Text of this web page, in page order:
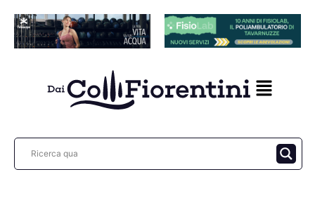
contenuto